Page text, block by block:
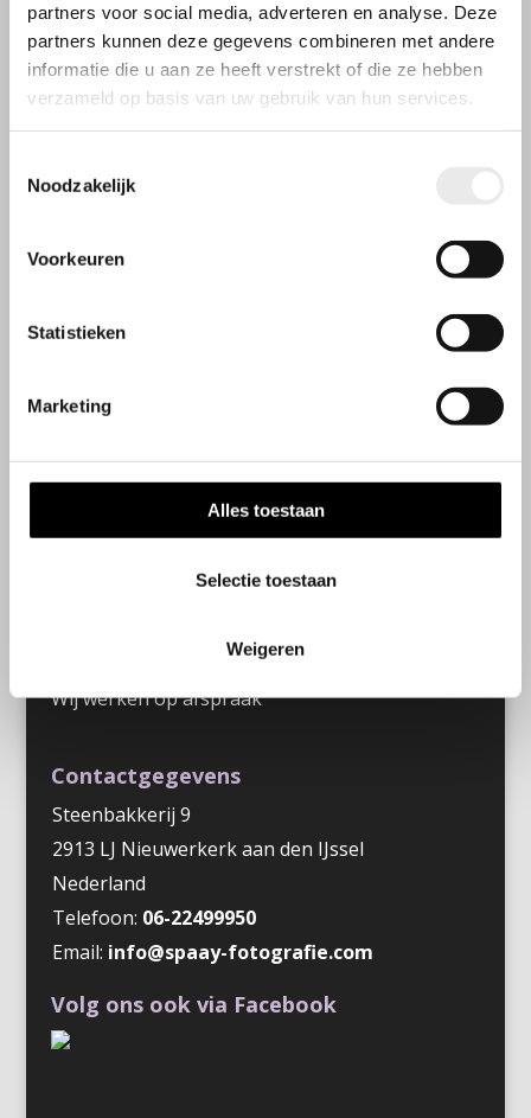
partners voor social media, adverteren en analyse. Deze
partners kunnen deze gegevens combineren met andere
informatie die u aan ze heeft verstrekt of die ze hebben
verzameld op basis van uw gebruik van hun services.
Noodzakelijk
Voorkeuren
Statistieken
Marketing
Alles toestaan
Selectie toestaan
Weigeren
Wij werken op afspraak
Contactgegevens
Steenbakkerij 9
2913 LJ Nieuwerkerk aan den IJssel
Nederland
Telefoon: 06-22499950
Email: info@spaay-fotografie.com
Volg ons ook via Facebook